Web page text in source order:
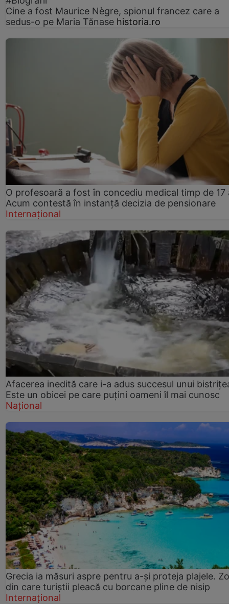
Cine a fost Maurice Nègre, spionul francez care a
sedus-o pe Maria Tănase historia.ro
O profesoară a fost în concediu medical timp de 17
Acum contestă în instanță decizia de pensionare
Internațional
Afacerea inedită care i-a adus succesul unui
Este un obicei pe care puțini oameni îl mai cunosc
Național
Grecia ia măsuri aspre pentru a-și proteja plajele.
din care turiștii pleacă cu borcane pline de nisip
Internațional